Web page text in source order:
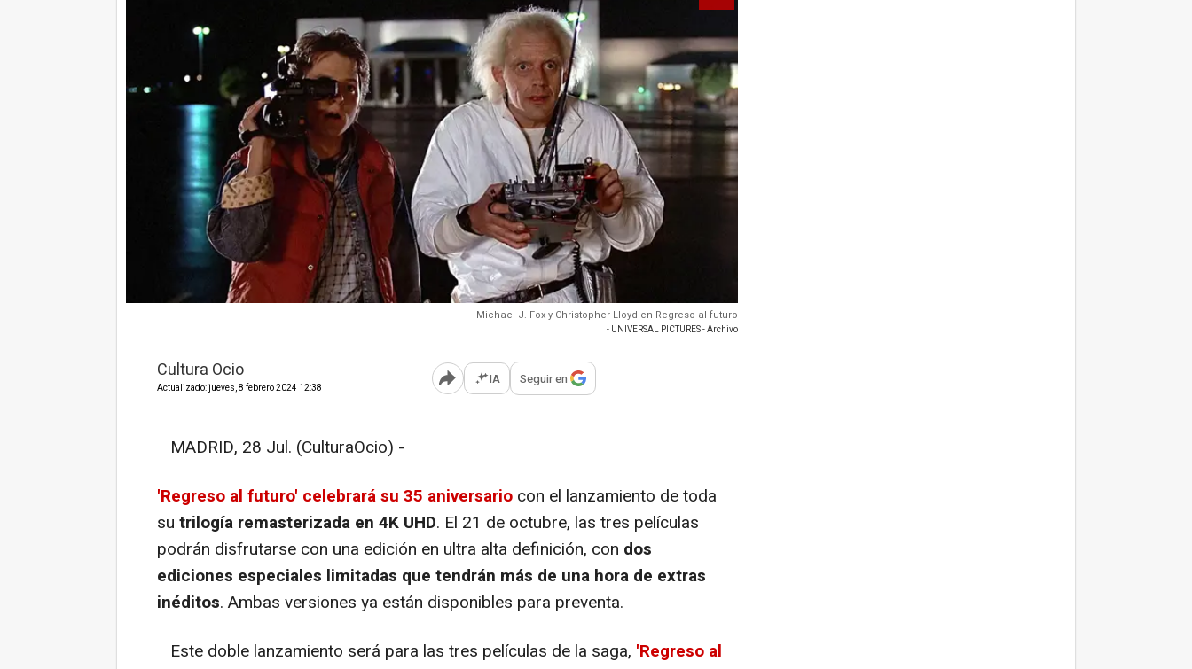
Michael J. Fox y Christopher Lloyd en Regreso al futuro
- UNIVERSAL PICTURES - Archivo
Cultura Ocio
Actualizado: jueves, 8 febrero 2024 12:38 Abrir opciones para compartir
IA Seguir en
MADRID, 28 Jul. (CulturaOcio) -
'Regreso al futuro' celebrará su 35 aniversario con el lanzamiento de toda
su trilogía remasterizada en 4K UHD. El 21 de octubre, las tres películas
podrán disfrutarse con una edición en ultra alta definición, con dos
ediciones especiales limitadas que tendrán más de una hora de extras
inéditos. Ambas versiones ya están disponibles para preventa.
Este doble lanzamiento será para las tres películas de la saga, 'Regreso al